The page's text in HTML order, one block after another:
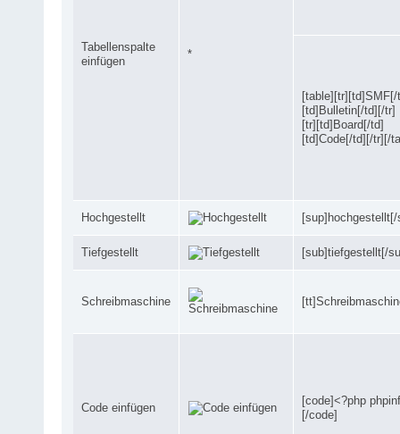
Tabellenspalte
einfügen
*
[table][tr][td]SMF[/
[td]Bulletin[/td][/tr]
[tr][td]Board[/td]
[td]Code[/td][/tr][/
Hochgestellt [sup]hochgestellt[/
Tiefgestellt [sub]tiefgestellt[/
Schreibmaschine
Code einfügen
[code]<?php
[/code]